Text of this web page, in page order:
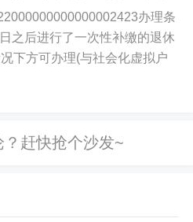
办理条
之后进行了一次性补缴的退休
下方可办理(与社会化虚拟户